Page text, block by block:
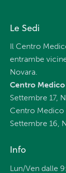
Le Sedi
Il Centro
entrambe
Novara.
Centro
Settembre 17,
Centro Medico
Settembre 16,
Info
Lun/Ven dalle